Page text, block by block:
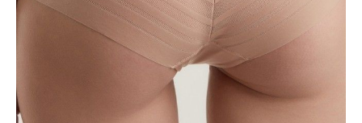
DODAJ DO KOSZYKA
Jak złożyć zamówienie
POWIADOM MNIE O DOSTĘPNOŚCI
ПОЛУЧИТЬ ПО EMAIL